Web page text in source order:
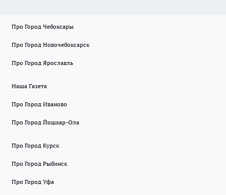
Про Город Чебоксары
Про Город Новочебоксарск
Про Город Ярославль
Наша Газета
Про Город Иваново
Про Город Йошкар-Ола
Про Город Курск
Про Город Рыбинск
Про Город Уфа